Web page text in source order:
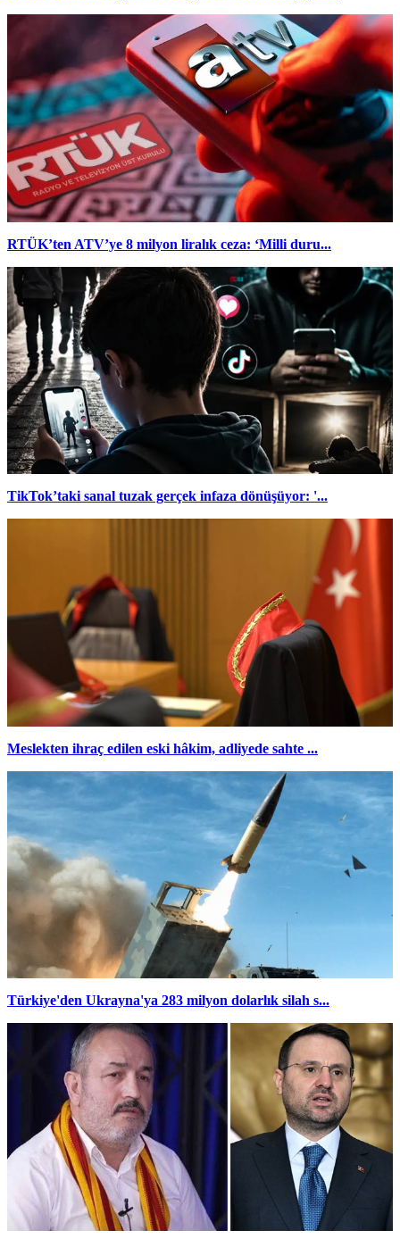
RTÜK’ten ATV’ye 8 milyon liralık ceza: ‘Milli duru...
TikTok’taki sanal tuzak gerçek infaza dönüşüyor: '...
Meslekten ihraç edilen eski hâkim, adliyede sahte ...
Türkiye'den Ukrayna'ya 283 milyon dolarlık silah s...